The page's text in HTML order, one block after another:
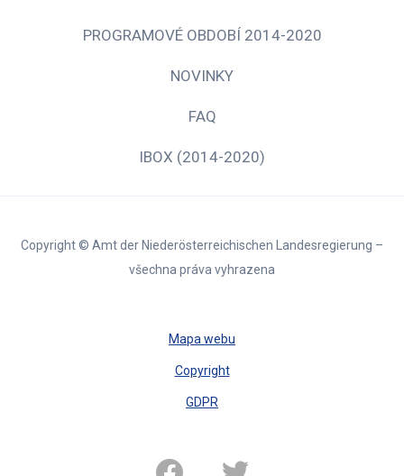
PROGRAMOVÉ OBDOBÍ 2014-2020
NOVINKY
FAQ
IBOX (2014-2020)
Copyright © Amt der Niederösterreichischen Landesregierung –
všechna práva vyhrazena
Mapa webu
Copyright
GDPR